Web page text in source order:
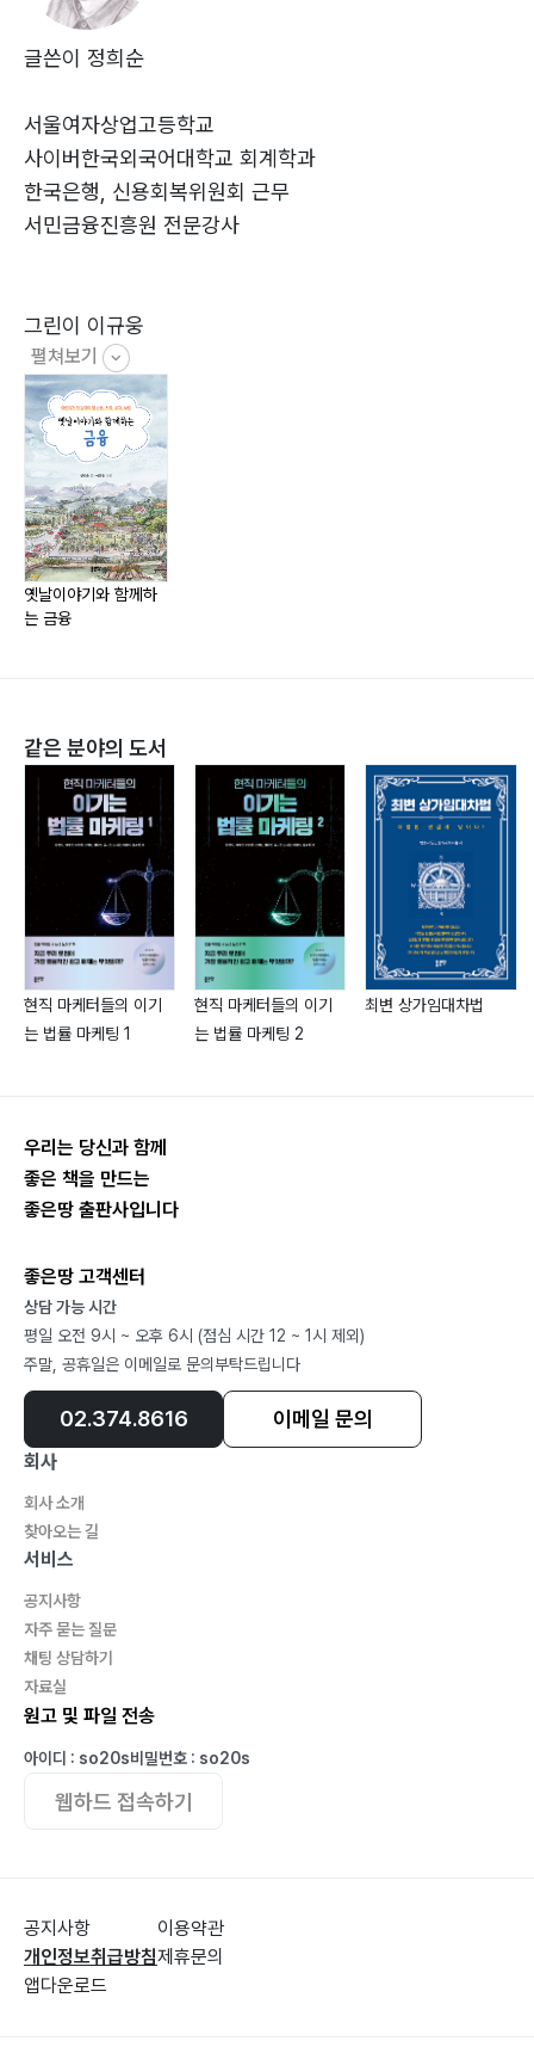
글쓴이 정희순
서울여자상업고등학교
사이버한국외국어대학교 회계학과
한국은행, 신용회복위원회 근무
서민금융진흥원 전문강사
그린이 이규웅
덕수상업고등학교, 성균관대학교 법학과
한국은행 근무
청한경영문화센터 전문위원, 미래학습연구원 원장 역임
펼쳐보기
옛날이야기와 함께하
는 금융
같은 분야의 도서
현직 마케터들의 이기
는 법률 마케팅 1
현직 마케터들의 이기
는 법률 마케팅 2
최변 상가임대차법
우리는 당신과 함께
좋은 책을 만드는
좋은땅 출판사입니다
좋은땅 고객센터
상담 가능 시간
평일 오전 9시 ~ 오후 6시 (점심 시간 12 ~ 1시 제외)
주말, 공휴일은 이메일로 문의부탁드립니다
02.374.8616 이메일 문의
회사
회사 소개
찾아오는 길
서비스
공지사항
자주 묻는 질문
채팅 상담하기
자료실
원고 및 파일 전송
아이디 : so20s비밀번호 : so20s
웹하드 접속하기
공지사항
개인정보취급방침
앱다운로드
이용약관
제휴문의